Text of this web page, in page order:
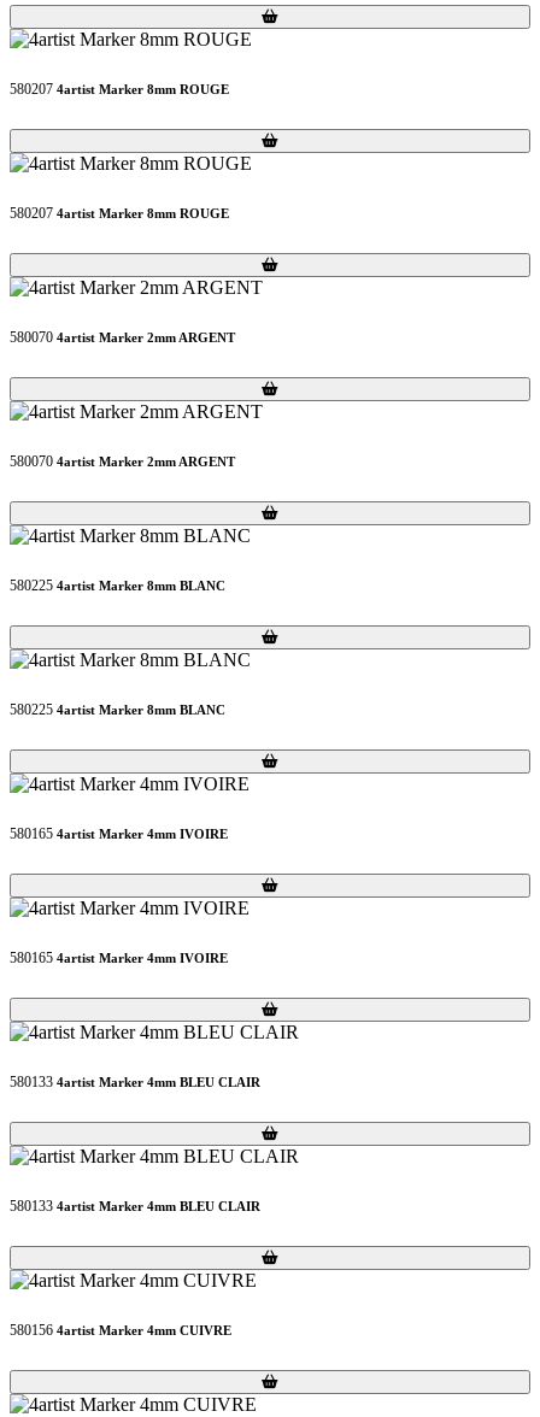
Loading...
Loading...
580207 4artist Marker 8mm ROUGE
Loading...
Loading...
580207 4artist Marker 8mm ROUGE
Loading...
Loading...
580070 4artist Marker 2mm ARGENT
Loading...
Loading...
580070 4artist Marker 2mm ARGENT
Loading...
Loading...
580225 4artist Marker 8mm BLANC
Loading...
Loading...
580225 4artist Marker 8mm BLANC
Loading...
Loading...
580165 4artist Marker 4mm IVOIRE
Loading...
Loading...
580165 4artist Marker 4mm IVOIRE
Loading...
Loading...
580133 4artist Marker 4mm BLEU CLAIR
Loading...
Loading...
580133 4artist Marker 4mm BLEU CLAIR
Loading...
Loading...
580156 4artist Marker 4mm CUIVRE
Loading...
Loading...